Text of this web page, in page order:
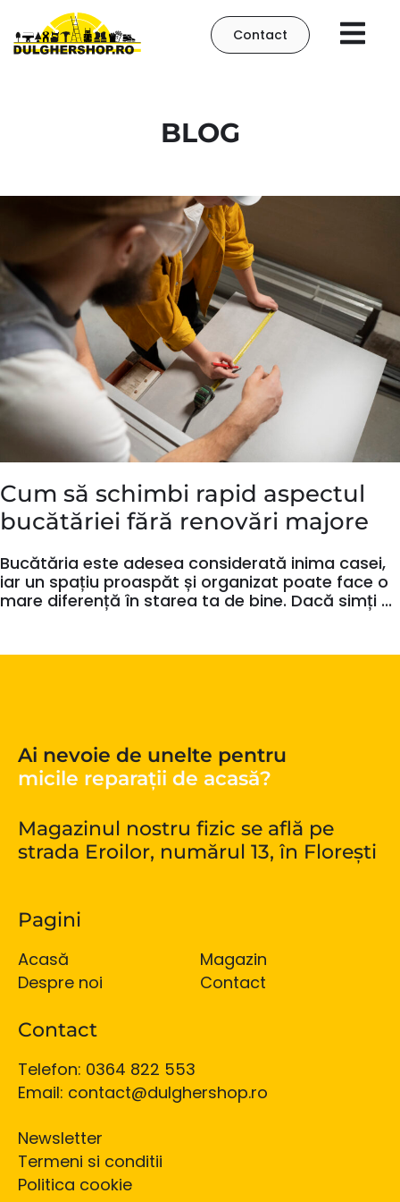
Contact
BLOG
Cum să schimbi rapid aspectul
bucătăriei fără renovări majore
Bucătăria este adesea considerată inima casei,
iar un spațiu proaspăt și organizat poate face o
mare diferență în starea ta de bine. Dacă simți ...
Ai nevoie de unelte pentru
micile reparații de acasă?
Magazinul nostru fizic se află pe
strada Eroilor, numărul 13, în Florești
Pagini
Acasă
Despre noi
Magazin
Contact
Contact
Telefon: 0364 822 553
Email: contact@dulghershop.ro
Newsletter
Termeni si conditii
Politica cookie